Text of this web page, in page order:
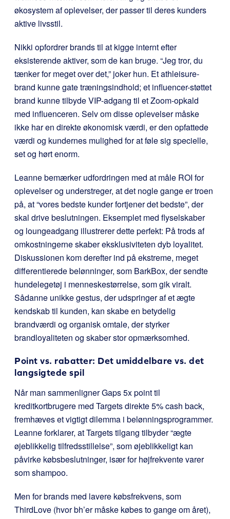
økosystem af oplevelser, der passer til deres kunders
aktive livsstil.
Nikki opfordrer brands til at kigge internt efter
eksisterende aktiver, som de kan bruge. “Jeg tror, du
tænker for meget over det,” joker hun. Et athleisure-
brand kunne gate træningsindhold; et influencer-støttet
brand kunne tilbyde VIP-adgang til et Zoom-opkald
med influenceren. Selv om disse oplevelser måske
ikke har en direkte økonomisk værdi, er den opfattede
værdi og kundernes mulighed for at føle sig specielle,
set og hørt enorm.
Leanne bemærker udfordringen med at måle ROI for
oplevelser og understreger, at det nogle gange er troen
på, at “vores bedste kunder fortjener det bedste”, der
skal drive beslutningen. Eksemplet med flyselskaber
og loungeadgang illustrerer dette perfekt: På trods af
omkostningerne skaber eksklusiviteten dyb loyalitet.
Diskussionen kom derefter ind på ekstreme, meget
differentierede belønninger, som BarkBox, der sendte
hundelegetøj i menneskestørrelse, som gik viralt.
Sådanne unikke gestus, der udspringer af et ægte
kendskab til kunden, kan skabe en betydelig
brandværdi og organisk omtale, der styrker
brandloyaliteten og skaber stor opmærksomhed.
Point vs. rabatter: Det umiddelbare vs. det
langsigtede spil
Når man sammenligner Gaps 5x point til
kreditkortbrugere med Targets direkte 5% cash back,
fremhæves et vigtigt dilemma i belønningsprogrammer.
Leanne forklarer, at Targets tilgang tilbyder “ægte
øjeblikkelig tilfredsstillelse”, som øjeblikkeligt kan
påvirke købsbeslutninger, især for højfrekvente varer
som shampoo.
Men for brands med lavere købsfrekvens, som
ThirdLove (hvor bh’er måske købes to gange om året),